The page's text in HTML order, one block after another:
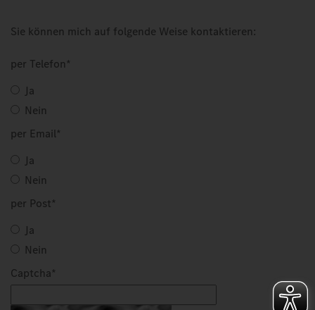
Sie können mich auf folgende Weise kontaktieren:
per Telefon*
Ja
Nein
per Email*
Ja
Nein
per Post*
Ja
Nein
Captcha*